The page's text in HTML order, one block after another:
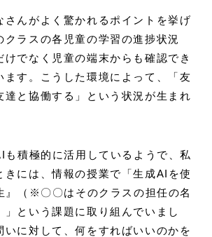
さんがよく驚かれるポイントを挙げ
クラスの各児童の学習の進捗状況
けでなく児童の端末からも確認でき
ます。こうした環境によって、「友
達と協働する」という状況が生まれ
も積極的に活用しているようで、私
きには、情報の授業で「生成AIを使
』（※〇〇はそのクラスの担任の名
」という課題に取り組んでいまし
いに対して、何をすればいいのかを